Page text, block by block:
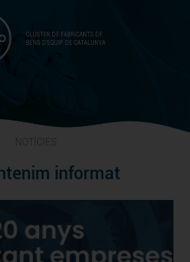
informat